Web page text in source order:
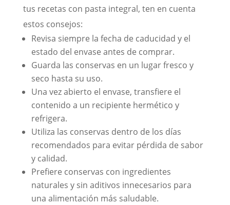
tus recetas con pasta integral, ten en cuenta
estos consejos:
Revisa siempre la fecha de caducidad y el
estado del envase antes de comprar.
Guarda las conservas en un lugar fresco y
seco hasta su uso.
Una vez abierto el envase, transfiere el
contenido a un recipiente hermético y
refrigera.
Utiliza las conservas dentro de los días
recomendados para evitar pérdida de sabor
y calidad.
Prefiere conservas con ingredientes
naturales y sin aditivos innecesarios para
una alimentación más saludable.